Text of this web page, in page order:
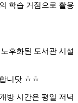
학습 거점으로 활용
후화된 도서관 시설
니닷 ㅎㅎ
방 시간은 평일 저녁